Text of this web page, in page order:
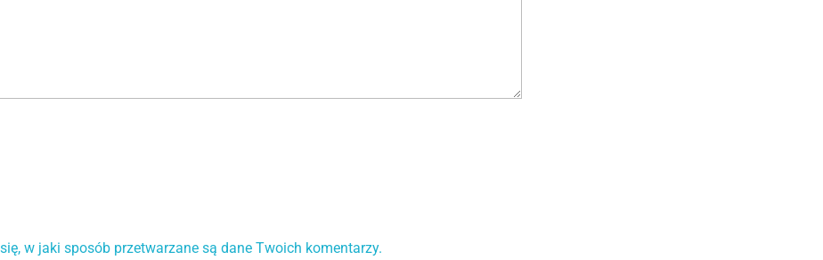
w jaki sposób przetwarzane są dane Twoich komentarzy.